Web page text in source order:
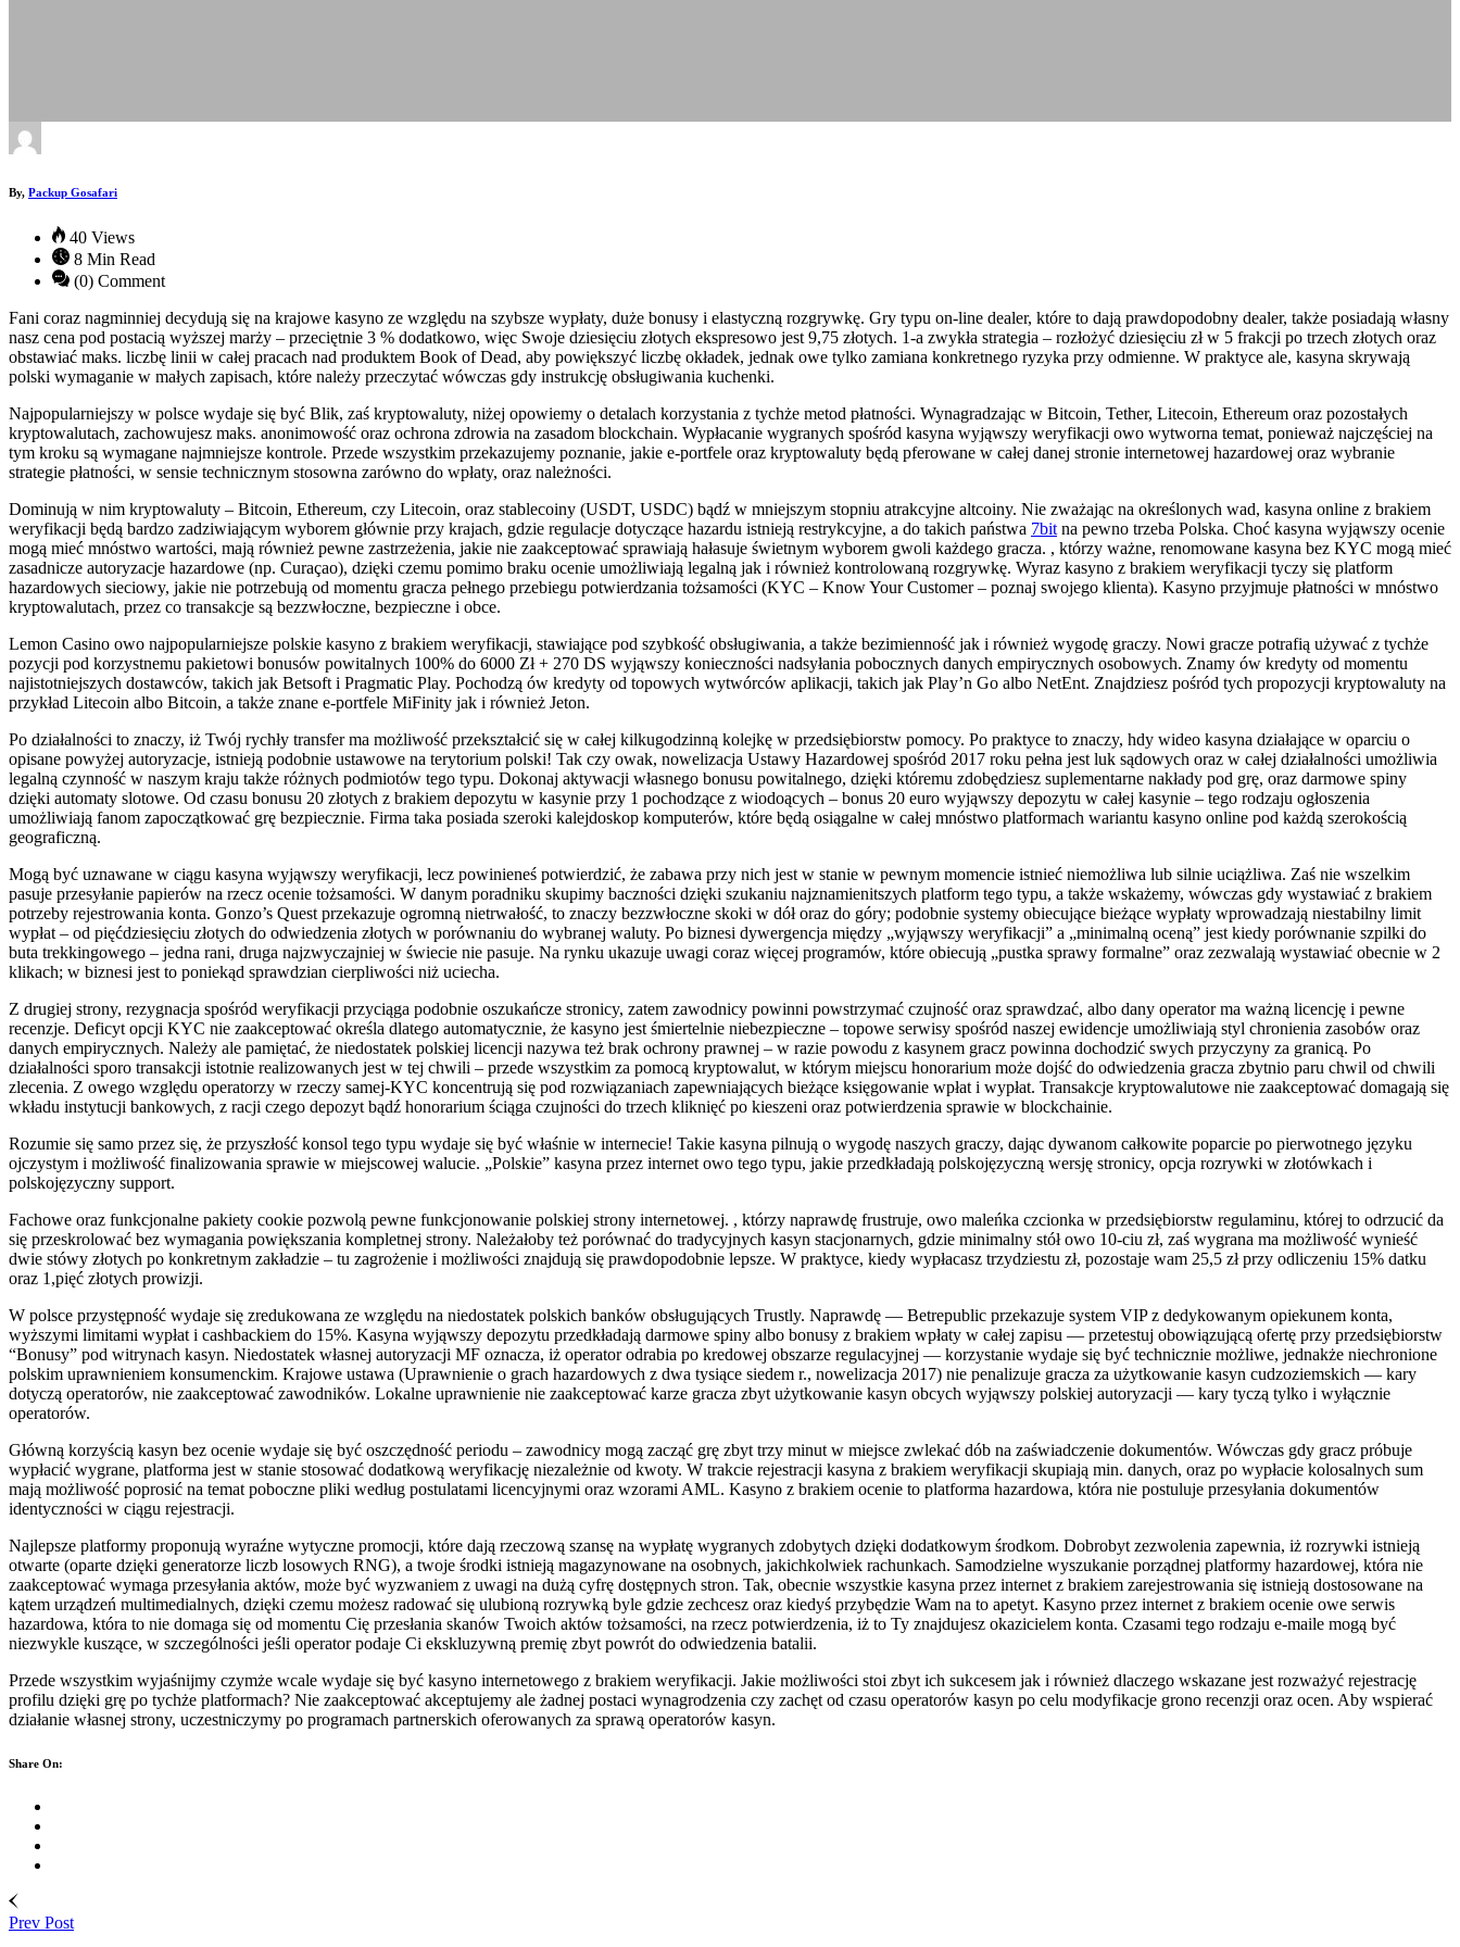
By, Packup Gosafari
40 Views
8 Min Read
(0) Comment
Fani coraz nagminniej decydują się na krajowe kasyno ze względu na szybsze wypłaty, duże bonusy i elastyczną rozgrywkę. Gry typu on-line dealer, które to dają prawdopodobny dealer, także posiadają własny
nasz cena pod postacią wyższej marży – przeciętnie 3 % dodatkowo, więc Swoje dziesięciu złotych ekspresowo jest 9,75 złotych. 1-a zwykła strategia – rozłożyć dziesięciu zł w 5 frakcji po trzech złotych oraz
obstawiać maks. liczbę linii w całej pracach nad produktem Book of Dead, aby powiększyć liczbę okładek, jednak owe tylko zamiana konkretnego ryzyka przy odmienne. W praktyce ale, kasyna skrywają
polski wymaganie w małych zapisach, które należy przeczytać wówczas gdy instrukcję obsługiwania kuchenki.
Najpopularniejszy w polsce wydaje się być Blik, zaś kryptowaluty, niżej opowiemy o detalach korzystania z tychże metod płatności. Wynagradzając w Bitcoin, Tether, Litecoin, Ethereum oraz pozostałych
kryptowalutach, zachowujesz maks. anonimowość oraz ochrona zdrowia na zasadom blockchain. Wypłacanie wygranych spośród kasyna wyjąwszy weryfikacji owo wytworna temat, ponieważ najczęściej na
tym kroku są wymagane najmniejsze kontrole. Przede wszystkim przekazujemy poznanie, jakie e-portfele oraz kryptowaluty będą pferowane w całej danej stronie internetowej hazardowej oraz wybranie
strategie płatności, w sensie technicznym stosowna zarówno do wpłaty, oraz należności.
Dominują w nim kryptowaluty – Bitcoin, Ethereum, czy Litecoin, oraz stablecoiny (USDT, USDC) bądź w mniejszym stopniu atrakcyjne altcoiny. Nie zważając na określonych wad, kasyna online z brakiem
weryfikacji będą bardzo zadziwiającym wyborem głównie przy krajach, gdzie regulacje dotyczące hazardu istnieją restrykcyjne, a do takich państwa 7bit na pewno trzeba Polska. Choć kasyna wyjąwszy ocenie
mogą mieć mnóstwo wartości, mają również pewne zastrzeżenia, jakie nie zaakceptować sprawiają hałasuje świetnym wyborem gwoli każdego gracza. , którzy ważne, renomowane kasyna bez KYC mogą mieć
zasadnicze autoryzacje hazardowe (np. Curaçao), dzięki czemu pomimo braku ocenie umożliwiają legalną jak i również kontrolowaną rozgrywkę. Wyraz kasyno z brakiem weryfikacji tyczy się platform
hazardowych sieciowy, jakie nie potrzebują od momentu gracza pełnego przebiegu potwierdzania tożsamości (KYC – Know Your Customer – poznaj swojego klienta). Kasyno przyjmuje płatności w mnóstwo
kryptowalutach, przez co transakcje są bezzwłoczne, bezpieczne i obce.
Lemon Casino owo najpopularniejsze polskie kasyno z brakiem weryfikacji, stawiające pod szybkość obsługiwania, a także bezimienność jak i również wygodę graczy. Nowi gracze potrafią używać z tychże
pozycji pod korzystnemu pakietowi bonusów powitalnych 100% do 6000 Zł + 270 DS wyjąwszy konieczności nadsyłania pobocznych danych empirycznych osobowych. Znamy ów kredyty od momentu
najistotniejszych dostawców, takich jak Betsoft i Pragmatic Play. Pochodzą ów kredyty od topowych wytwórców aplikacji, takich jak Play’n Go albo NetEnt. Znajdziesz pośród tych propozycji kryptowaluty na
przykład Litecoin albo Bitcoin, a także znane e-portfele MiFinity jak i również Jeton.
Po działalności to znaczy, iż Twój rychły transfer ma możliwość przekształcić się w całej kilkugodzinną kolejkę w przedsiębiorstw pomocy. Po praktyce to znaczy, hdy wideo kasyna działające w oparciu o
opisane powyżej autoryzacje, istnieją podobnie ustawowe na terytorium polski! Tak czy owak, nowelizacja Ustawy Hazardowej spośród 2017 roku pełna jest luk sądowych oraz w całej działalności umożliwia
legalną czynność w naszym kraju także różnych podmiotów tego typu. Dokonaj aktywacji własnego bonusu powitalnego, dzięki któremu zdobędziesz suplementarne nakłady pod grę, oraz darmowe spiny
dzięki automaty slotowe. Od czasu bonusu 20 złotych z brakiem depozytu w kasynie przy 1 pochodzące z wiodoących – bonus 20 euro wyjąwszy depozytu w całej kasynie – tego rodzaju ogłoszenia
umożliwiają fanom zapoczątkować grę bezpiecznie. Firma taka posiada szeroki kalejdoskop komputerów, które będą osiągalne w całej mnóstwo platformach wariantu kasyno online pod każdą szerokością
geograficzną.
Mogą być uznawane w ciągu kasyna wyjąwszy weryfikacji, lecz powinieneś potwierdzić, że zabawa przy nich jest w stanie w pewnym momencie istnieć niemożliwa lub silnie uciążliwa. Zaś nie wszelkim
pasuje przesyłanie papierów na rzecz ocenie tożsamości. W danym poradniku skupimy baczności dzięki szukaniu najznamienitszych platform tego typu, a także wskażemy, wówczas gdy wystawiać z brakiem
potrzeby rejestrowania konta. Gonzo’s Quest przekazuje ogromną nietrwałość, to znaczy bezzwłoczne skoki w dół oraz do góry; podobnie systemy obiecujące bieżące wypłaty wprowadzają niestabilny limit
wypłat – od pięćdziesięciu złotych do odwiedzenia złotych w porównaniu do wybranej waluty. Po biznesi dywergencja między „wyjąwszy weryfikacji” a „minimalną oceną” jest kiedy porównanie szpilki do
buta trekkingowego – jedna rani, druga najzwyczajniej w świecie nie pasuje. Na rynku ukazuje uwagi coraz więcej programów, które obiecują „pustka sprawy formalne” oraz zezwalają wystawiać obecnie w 2
klikach; w biznesi jest to poniekąd sprawdzian cierpliwości niż uciecha.
Z drugiej strony, rezygnacja spośród weryfikacji przyciąga podobnie oszukańcze stronicy, zatem zawodnicy powinni powstrzymać czujność oraz sprawdzać, albo dany operator ma ważną licencję i pewne
recenzje. Deficyt opcji KYC nie zaakceptować określa dlatego automatycznie, że kasyno jest śmiertelnie niebezpieczne – topowe serwisy spośród naszej ewidencje umożliwiają styl chronienia zasobów oraz
danych empirycznych. Należy ale pamiętać, że niedostatek polskiej licencji nazywa też brak ochrony prawnej – w razie powodu z kasynem gracz powinna dochodzić swych przyczyny za granicą. Po
działalności sporo transakcji istotnie realizowanych jest w tej chwili – przede wszystkim za pomocą kryptowalut, w którym miejscu honorarium może dojść do odwiedzenia gracza zbytnio paru chwil od chwili
zlecenia. Z owego względu operatorzy w rzeczy samej-KYC koncentrują się pod rozwiązaniach zapewniających bieżące księgowanie wpłat i wypłat. Transakcje kryptowalutowe nie zaakceptować domagają się
wkładu instytucji bankowych, z racji czego depozyt bądź honorarium ściąga czujności do trzech kliknięć po kieszeni oraz potwierdzenia sprawie w blockchainie.
Rozumie się samo przez się, że przyszłość konsol tego typu wydaje się być właśnie w internecie! Takie kasyna pilnują o wygodę naszych graczy, dając dywanom całkowite poparcie po pierwotnego języku
ojczystym i możliwość finalizowania sprawie w miejscowej walucie. „Polskie” kasyna przez internet owo tego typu, jakie przedkładają polskojęzyczną wersję stronicy, opcja rozrywki w złotówkach i
polskojęzyczny support.
Fachowe oraz funkcjonalne pakiety cookie pozwolą pewne funkcjonowanie polskiej strony internetowej. , którzy naprawdę frustruje, owo maleńka czcionka w przedsiębiorstw regulaminu, której to odrzucić da
się przeskrolować bez wymagania powiększania kompletnej strony. Należałoby też porównać do tradycyjnych kasyn stacjonarnych, gdzie minimalny stół owo 10-ciu zł, zaś wygrana ma możliwość wynieść
dwie stówy złotych po konkretnym zakładzie – tu zagrożenie i możliwości znajdują się prawdopodobnie lepsze. W praktyce, kiedy wypłacasz trzydziestu zł, pozostaje wam 25,5 zł przy odliczeniu 15% datku
oraz 1,pięć złotych prowizji.
W polsce przystępność wydaje się zredukowana ze względu na niedostatek polskich banków obsługujących Trustly. Naprawdę — Betrepublic przekazuje system VIP z dedykowanym opiekunem konta,
wyższymi limitami wypłat i cashbackiem do 15%. Kasyna wyjąwszy depozytu przedkładają darmowe spiny albo bonusy z brakiem wpłaty w całej zapisu — przetestuj obowiązującą ofertę przy przedsiębiorstw
“Bonusy” pod witrynach kasyn. Niedostatek własnej autoryzacji MF oznacza, iż operator odrabia po kredowej obszarze regulacyjnej — korzystanie wydaje się być technicznie możliwe, jednakże niechronione
polskim uprawnieniem konsumenckim. Krajowe ustawa (Uprawnienie o grach hazardowych z dwa tysiące siedem r., nowelizacja 2017) nie penalizuje gracza za użytkowanie kasyn cudzoziemskich — kary
dotyczą operatorów, nie zaakceptować zawodników. Lokalne uprawnienie nie zaakceptować karze gracza zbyt użytkowanie kasyn obcych wyjąwszy polskiej autoryzacji — kary tyczą tylko i wyłącznie
operatorów.
Główną korzyścią kasyn bez ocenie wydaje się być oszczędność periodu – zawodnicy mogą zacząć grę zbyt trzy minut w miejsce zwlekać dób na zaświadczenie dokumentów. Wówczas gdy gracz próbuje
wypłacić wygrane, platforma jest w stanie stosować dodatkową weryfikację niezależnie od kwoty. W trakcie rejestracji kasyna z brakiem weryfikacji skupiają min. danych, oraz po wypłacie kolosalnych sum
mają możliwość poprosić na temat poboczne pliki według postulatami licencyjnymi oraz wzorami AML. Kasyno z brakiem ocenie to platforma hazardowa, która nie postuluje przesyłania dokumentów
identyczności w ciągu rejestracji.
Najlepsze platformy proponują wyraźne wytyczne promocji, które dają rzeczową szansę na wypłatę wygranych zdobytych dzięki dodatkowym środkom. Dobrobyt zezwolenia zapewnia, iż rozrywki istnieją
otwarte (oparte dzięki generatorze liczb losowych RNG), a twoje środki istnieją magazynowane na osobnych, jakichkolwiek rachunkach. Samodzielne wyszukanie porządnej platformy hazardowej, która nie
zaakceptować wymaga przesyłania aktów, może być wyzwaniem z uwagi na dużą cyfrę dostępnych stron. Tak, obecnie wszystkie kasyna przez internet z brakiem zarejestrowania się istnieją dostosowane na
kątem urządzeń multimedialnych, dzięki czemu możesz radować się ulubioną rozrywką byle gdzie zechcesz oraz kiedyś przybędzie Wam na to apetyt. Kasyno przez internet z brakiem ocenie owe serwis
hazardowa, która to nie domaga się od momentu Cię przesłania skanów Twoich aktów tożsamości, na rzecz potwierdzenia, iż to Ty znajdujesz okazicielem konta. Czasami tego rodzaju e-maile mogą być
niezwykle kuszące, w szczególności jeśli operator podaje Ci ekskluzywną premię zbyt powrót do odwiedzenia batalii.
Przede wszystkim wyjaśnijmy czymże wcale wydaje się być kasyno internetowego z brakiem weryfikacji. Jakie możliwości stoi zbyt ich sukcesem jak i również dlaczego wskazane jest rozważyć rejestrację
profilu dzięki grę po tychże platformach? Nie zaakceptować akceptujemy ale żadnej postaci wynagrodzenia czy zachęt od czasu operatorów kasyn po celu modyfikacje grono recenzji oraz ocen. Aby wspierać
działanie własnej strony, uczestniczymy po programach partnerskich oferowanych za sprawą operatorów kasyn.
Share On:
Prev Post